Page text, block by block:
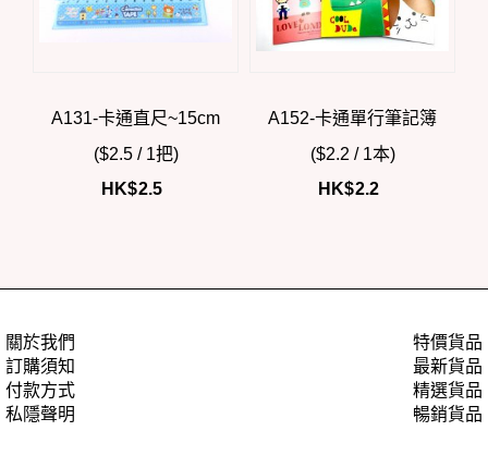
A131-卡通直尺~15cm
($2.5 / 1把)
HK$2.5
A152-卡通單行筆記簿
($2.2 / 1本)
HK$2.2
關於我們
訂購須知
付款方式
私隱聲明
特價貨品
最新貨品
精選貨品
暢銷貨品